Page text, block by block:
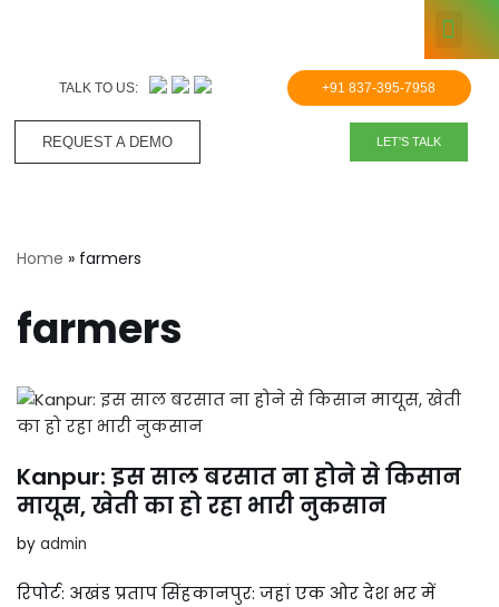
TALK TO US: +91 837-395-7958
REQUEST A DEMO​ LET'S TALK
Home » farmers
farmers
Kanpur: इस साल बरसात ना होने से किसान
मायूस, खेती का हो रहा भारी नुकसान
by admin
रिपोर्ट: अखंड प्रताप सिंहकानपुर: जहां एक ओर देश भर में